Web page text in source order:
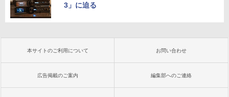
3」に迫る
本サイトのご利用について お問い合わせ
広告掲載のご案内 編集部へのご連絡